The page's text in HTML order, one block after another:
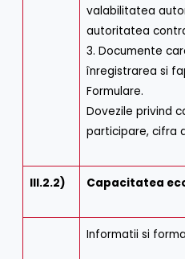
valabilitatea
autoritatea
3. Documente
înregistrarea si
Formulare.
Dovezile privind
participare, cifra
III.2.2) Capacitatea
Informatii si